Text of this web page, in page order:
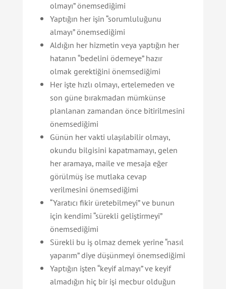
olmayı” önemsediğimi
Yaptığın her işin “sorumluluğunu
almayı” önemsediğimi
Aldığın her hizmetin veya yaptığın her
hatanın “bedelini ödemeye” hazır
olmak gerektiğini önemsediğimi
Her işte hızlı olmayı, ertelemeden ve
son güne bırakmadan mümkünse
planlanan zamandan önce bitirilmesini
önemsediğimi
Günün her vakti ulaşılabilir olmayı,
okundu bilgisini kapatmamayı, gelen
her aramaya, maile ve mesaja eğer
görülmüş ise mutlaka cevap
verilmesini önemsediğimi
“Yaratıcı fikir üretebilmeyi” ve bunun
için kendimi “sürekli geliştirmeyi”
önemsediğimi
Sürekli bu iş olmaz demek yerine “nasıl
yaparım” diye düşünmeyi önemsediğimi
Yaptığın işten “keyif almayı” ve keyif
almadığın hiç bir işi mecbur olduğun